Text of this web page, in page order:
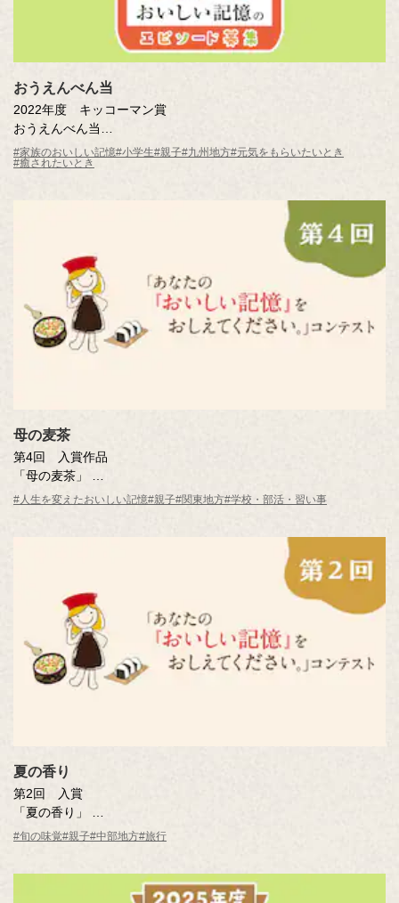
おうえんべん当
2022年度 キッコーマン賞
おうえんべん当
清藤 碧依 （与論町立与論小学校3年）
#家族のおいしい記憶#小学生#親子#九州地方#元気をもらいたいとき
#癒されたいとき
母の麦茶
第4回 入賞作品
「母の麦茶」
井上 秀子さん（東京都・45歳）
#人生を変えたおいしい記憶#親子#関東地方#学校・部活・習い事
夏の香り
第2回 入賞
「夏の香り」
曽田 喜人さん（愛知県）
#旬の味覚#親子#中部地方#旅行